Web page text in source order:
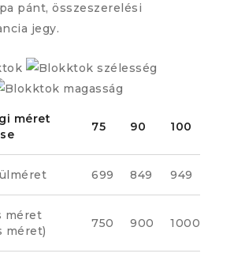
pánt, összeszerelési
jegy.
méret
75 90 100
699 849 949
méret
méret)
750 900 1000